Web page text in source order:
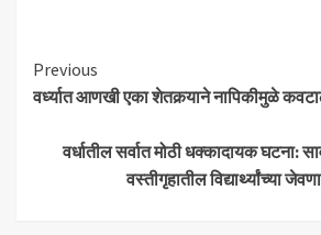
Continue
Reading
Previous
वर्ध्यात आणखी एका शेतकर्‍याने नापिकीमुळे
वर्धातील सर्वात मोठी धक्कादायक घटना:
वस्तीगृहातील विद्यार्थ्यांच्या